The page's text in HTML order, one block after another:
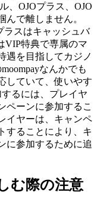
、OJOプラス、OJO
んで離しません。
ラスはキャッシュバ
VIP特典で専属のマ
遇を目指してカジノ
なんかでも
していて、使いやす
るには、プレイヤ
ペーンに参加するこ
イヤーは、キャンペ
することにより、キ
に参加するために追
む際の注意